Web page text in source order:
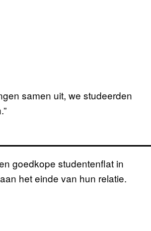
samen uit, we studeerden
goedkope studentenflat in
het einde van hun relatie.